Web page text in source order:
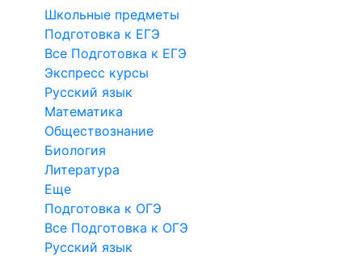
Школьные предметы
Подготовка к ЕГЭ
Все Подготовка к ЕГЭ
Экспресс курсы
Русский язык
Математика
Обществознание
Биология
Литература
Еще
Подготовка к ОГЭ
Все Подготовка к ОГЭ
Русский язык